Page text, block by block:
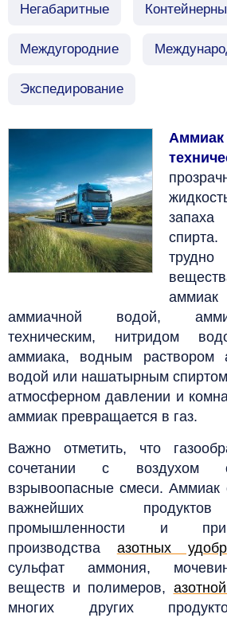
Негабаритные
Междугородние
Экспедирование
аммиак
аммиачной водой,
техническим, нитридом
аммиака, водным раствором
водой или нашатырным
атмосферном давлении и
аммиак превращается в газ.
Важно отметить, что
сочетании с воздухом
взрывоопасные смеси.Аммиак
важнейших
промышленности и
производства азотных
сульфат аммония,
веществ и полимеров,
многих других